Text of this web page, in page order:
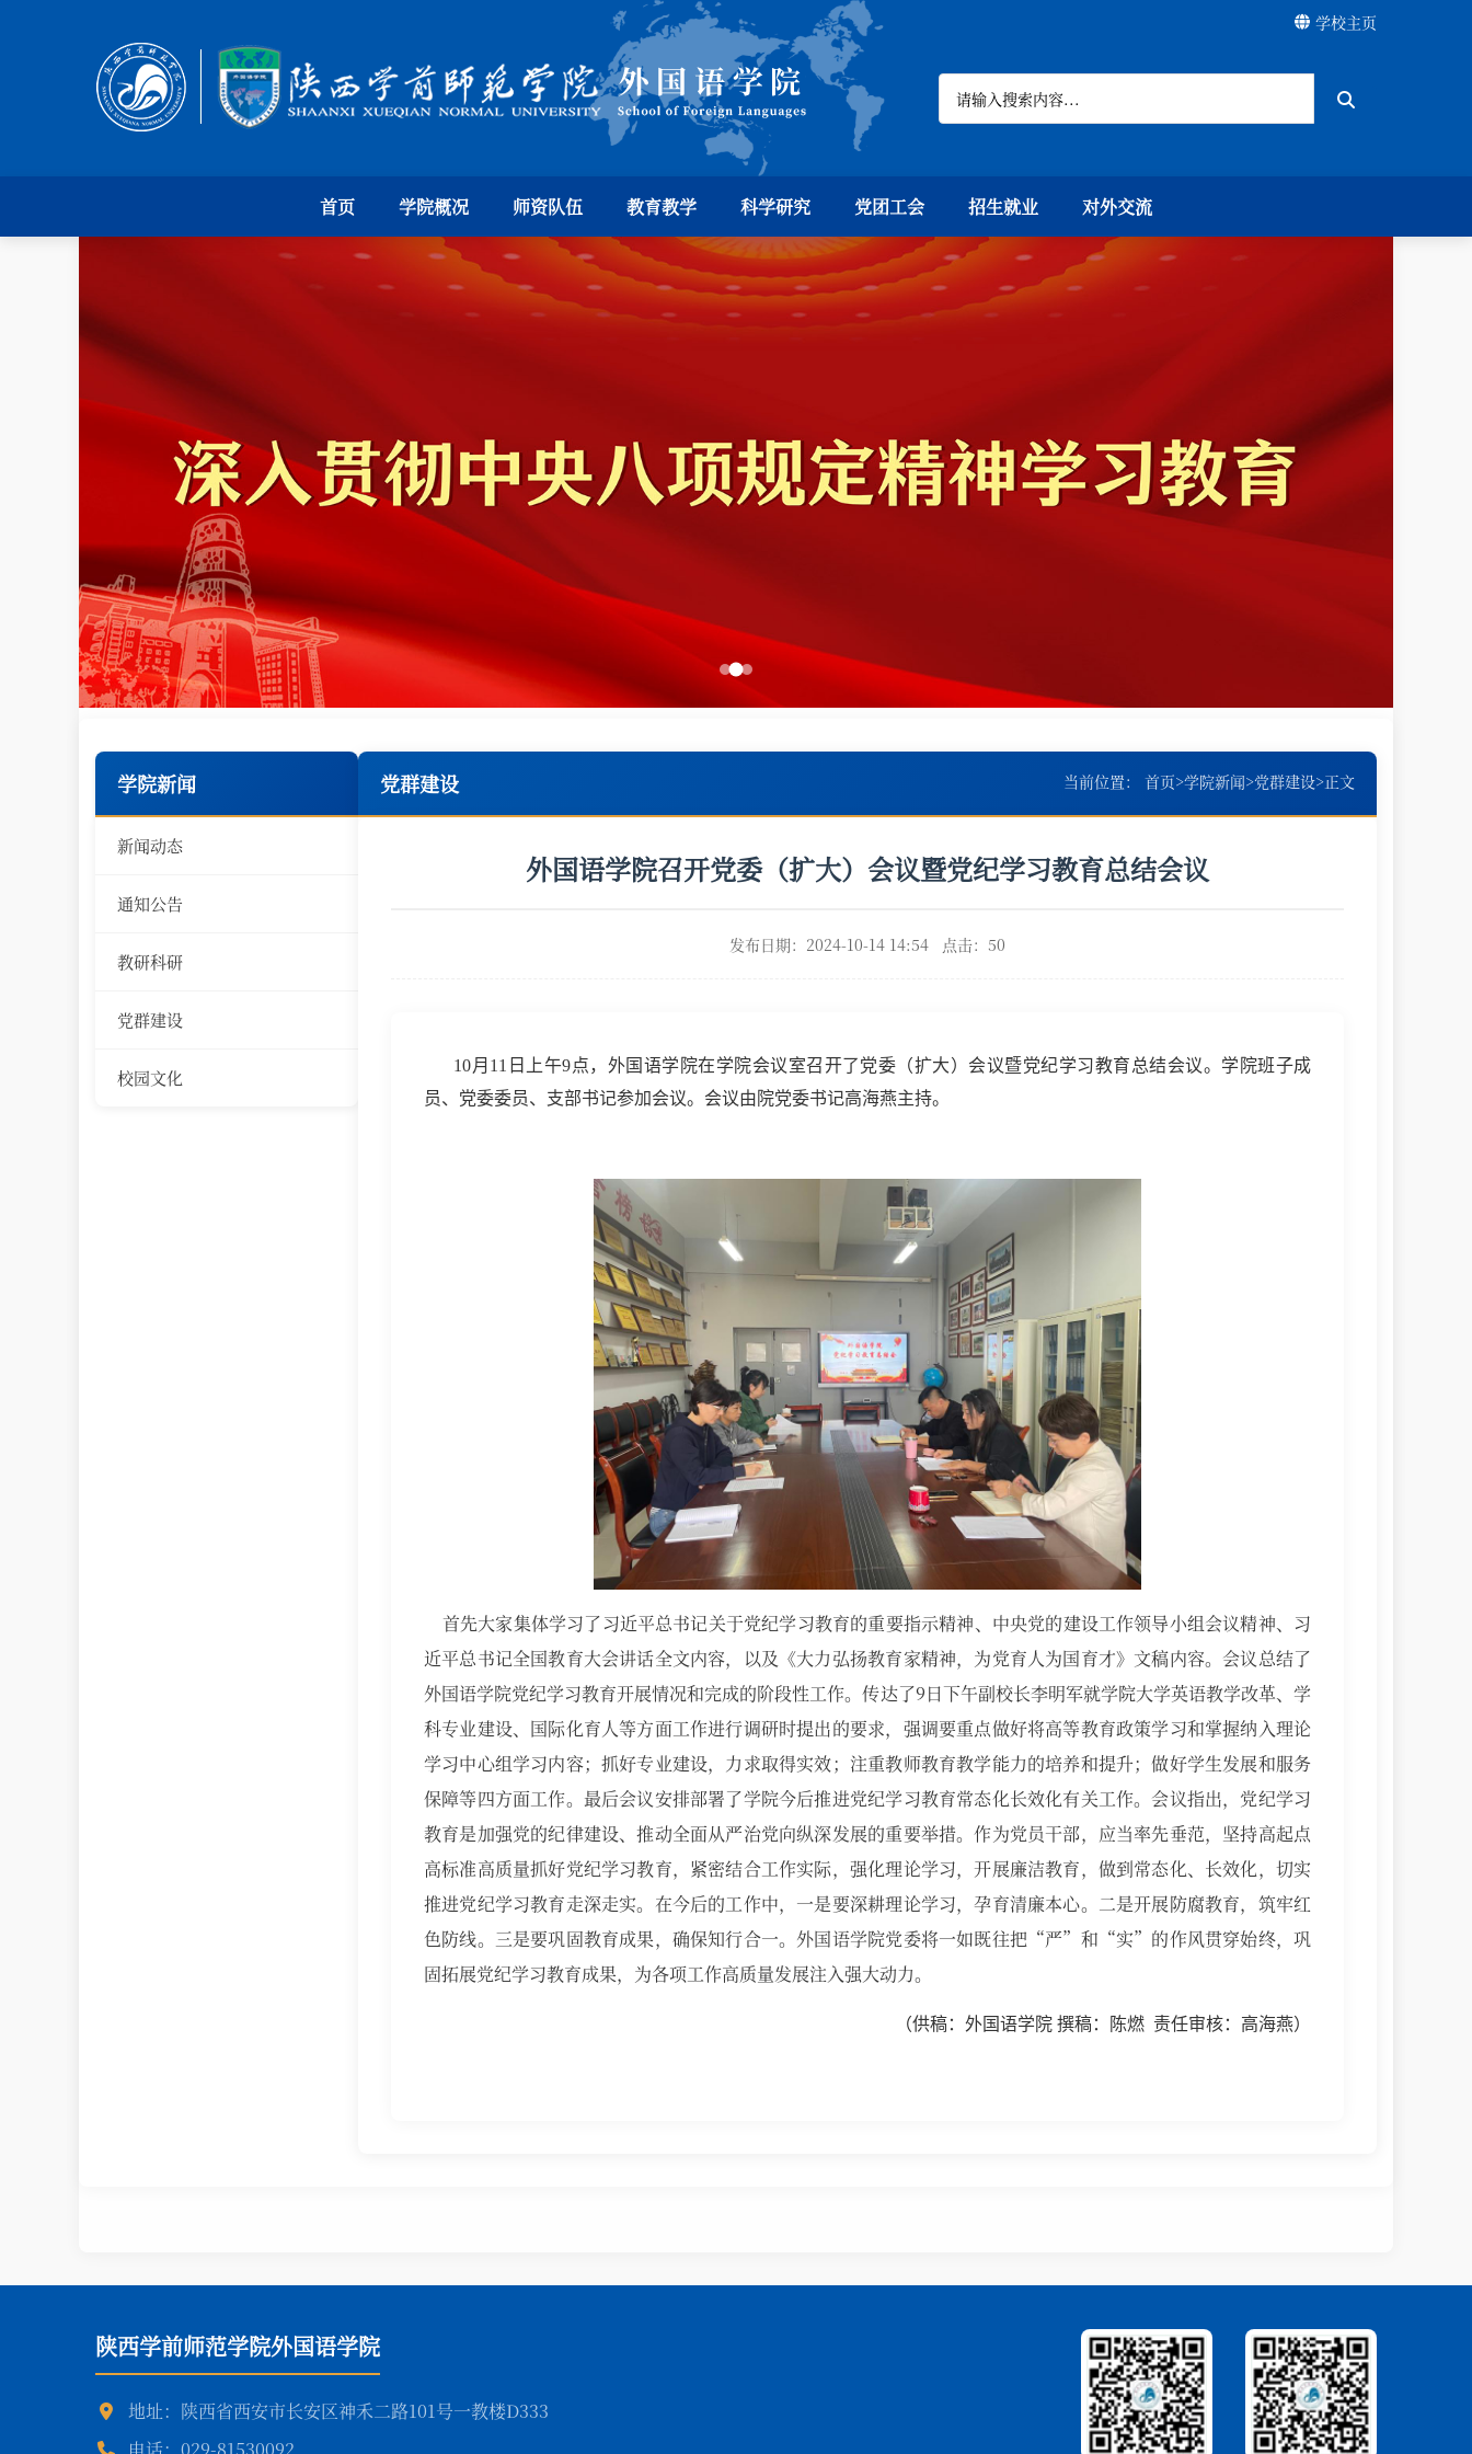
学校主页
首页 学院概况 师资队伍 教育教学 科学研究 党团工会 招生就业 对外交流
学院新闻
新闻动态
通知公告
教研科研
党群建设
校园文化
党群建设 当前位置： 首页>学院新闻>党群建设>正文
外国语学院召开党委（扩大）会议暨党纪学习教育总结会议
发布日期：2024-10-14 14:54 点击： 50
10月11日上午9点，外国语学院在学院会议室召开了党委（扩大）会议暨党纪学习教育总结会议。学院班子成
员、党委委员、支部书记参加会议。会议由院党委书记高海燕主持。
首先大家集体学习了习近平总书记关于党纪学习教育的重要指示精神、中央党的建设工作领导小组会议精神、习
近平总书记全国教育大会讲话全文内容，以及《大力弘扬教育家精神，为党育人为国育才》文稿内容。会议总结了
外国语学院党纪学习教育开展情况和完成的阶段性工作。传达了9日下午副校长李明军就学院大学英语教学改革、学
科专业建设、国际化育人等方面工作进行调研时提出的要求，强调要重点做好将高等教育政策学习和掌握纳入理论
学习中心组学习内容；抓好专业建设，力求取得实效；注重教师教育教学能力的培养和提升；做好学生发展和服务
保障等四方面工作。最后会议安排部署了学院今后推进党纪学习教育常态化长效化有关工作。会议指出， 党纪学习
教育是加强党的纪律建设、推动全面从严治党向纵深发展的重要举措。作为党员干部，应当率先垂范，坚持高起点
高标准高质量抓好党纪学习教育，紧密结合工作实际，强化理论学习，开展廉洁教育，做到常态化、长效化，切实
推进党纪学习教育走深走实。在今后的工作中，一是要深耕理论学习，孕育清廉本心。二是开展防腐教育，筑牢红
色防线。三是要巩固教育成果，确保知行合一。外国语学院党委将一如既往把 “严”和“实”的作风贯穿始终，巩
固拓展党纪学习教育成果，为各项工作高质量发展注入强大动力。
（供稿：外国语学院 撰稿：陈燃 责任审核：高海燕）
陕西学前师范学院外国语学院
地址：陕西省西安市长安区神禾二路101号一教楼D333